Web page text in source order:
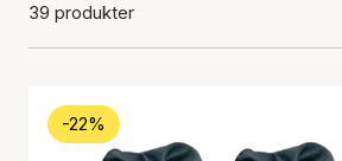
39 produkter
-22%